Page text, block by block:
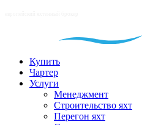
Купить
Чартер
Услуги
Менеджмент
Строительство яхт
Перегон яхт